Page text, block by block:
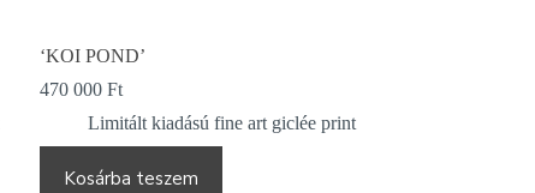
‘KOI POND’
470 000Ft
Limitált kiadású fine art giclée print
Kosárba teszem